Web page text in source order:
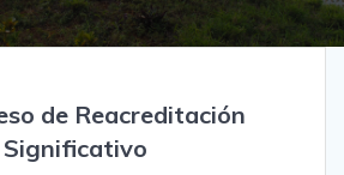
de Reacreditación
Significativo